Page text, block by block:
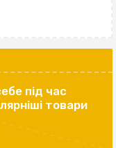
під час
товари